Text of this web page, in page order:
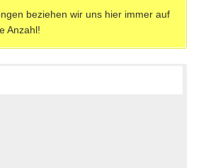
beziehen wir uns hier immer auf
Anzahl!